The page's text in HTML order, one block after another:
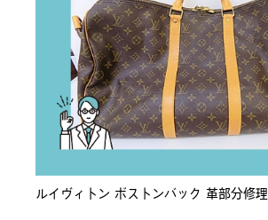
ルイヴィトン ボストンバック 革部分修理